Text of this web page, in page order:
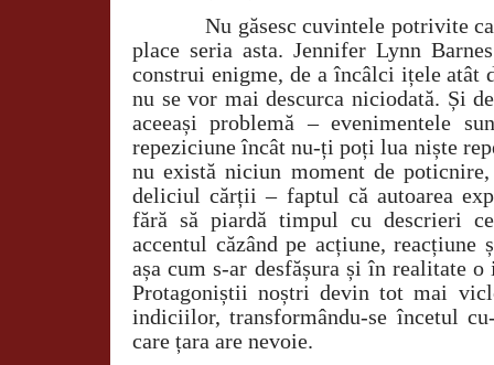
Nu găsesc cuvintele potrivite
place seria asta. Jennifer Lynn
construi enigme, de a încâlci ițele atât
nu se vor mai descurca niciodată. Și
aceeași problemă – evenimentele
repeziciune încât nu-ți poți lua niște
nu există niciun moment de
deliciul cărții – faptul că autoarea
fără să piardă timpul cu descrieri
accentul căzând pe acțiune, reacțiune
așa cum s-ar desfășura și în realitate
Protagoniștii noștri devin tot mai
indiciilor, transformându-se încetul
care țara are nevoie.